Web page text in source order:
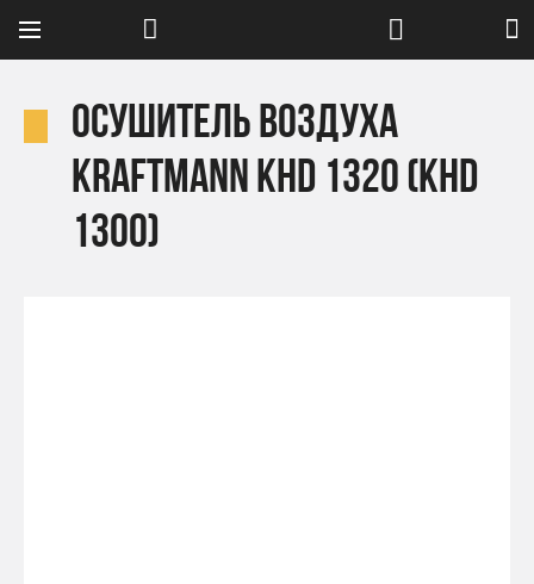
Осушитель воздуха
Kraftmann KHD 1320 (KHD
1300)